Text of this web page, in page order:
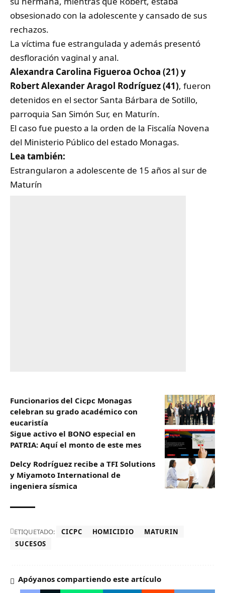
obsesionado con la adolescente y cansado de sus
rechazos.
La víctima fue estrangulada y además presentó
desfloración vaginal y anal.
Alexandra Carolina Figueroa Ochoa (21) y
Robert Alexander Aragol Rodríguez (41), fueron
detenidos en el sector Santa Bárbara de Sotillo,
parroquia San Simón Sur, en Maturín.
El caso fue puesto a la orden de la Fiscalía Novena
del Ministerio Público del estado Monagas.
Lea también:
Estrangularon a adolescente de 15 años al sur de
Maturín
Funcionarios del Cicpc Monagas
celebran su grado académico con
eucaristía
Sigue activo el BONO especial en
PATRIA: Aquí el monto de este mes
Delcy Rodríguez recibe a TFI Solutions
y Miyamoto International de
ingeniera sísmica
ETIQUETADO: CICPC HOMICIDIO
MATURIN
SUCESOS
Apóyanos compartiendo este artículo